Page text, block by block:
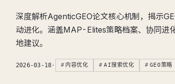
深度解析AgenticGEO论文核心机制，揭示
动进化。涵盖MAP-Elites策略档案、协同进
地建议。
2026-03-18 · 内容优化 AI搜索优化 GEO策略